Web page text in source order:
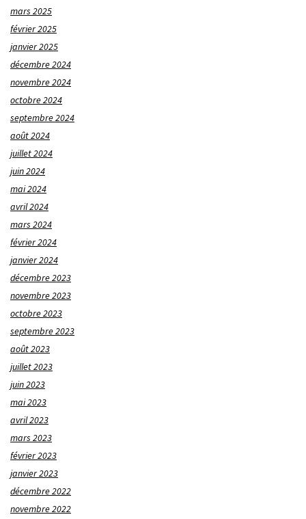
mars 2025
février 2025
janvier 2025
décembre 2024
novembre 2024
octobre 2024
septembre 2024
août 2024
juillet 2024
juin 2024
mai 2024
avril 2024
mars 2024
février 2024
janvier 2024
décembre 2023
novembre 2023
octobre 2023
septembre 2023
août 2023
juillet 2023
juin 2023
mai 2023
avril 2023
mars 2023
février 2023
janvier 2023
décembre 2022
novembre 2022